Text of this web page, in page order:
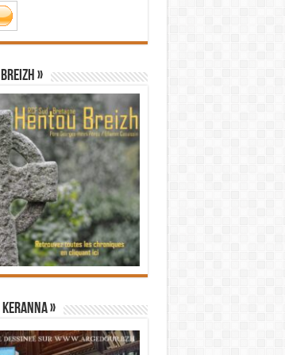
Breizh »
Keranna »